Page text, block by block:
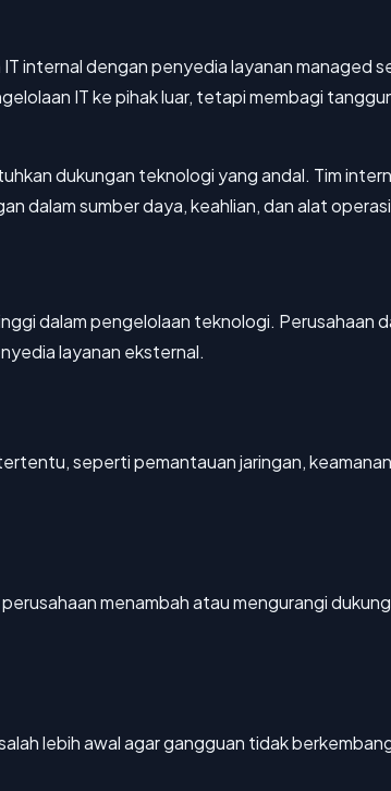
internal dengan penyedia layanan managed
IT ke pihak luar, tetapi membagi
dukungan teknologi yang andal. Tim
dalam sumber daya, keahlian, dan alat
dalam pengelolaan teknologi. Perusahaan
layanan eksternal.
seperti pemantauan jaringan,
menambah atau mengurangi
lebih awal agar gangguan tidak